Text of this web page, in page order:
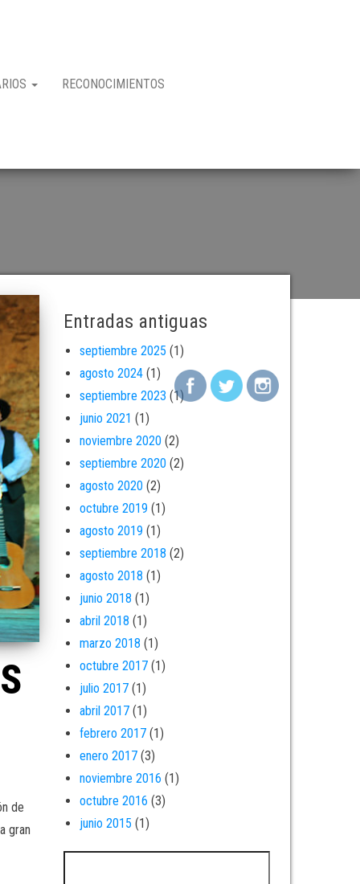
RECONOCIMIENTOS
de
gran
Entradas antiguas
septiembre 2025 (1)
agosto 2024(1)
septiembre 2023 (1)
junio 2021 (1)
noviembre 2020 (2)
septiembre 2020 (2)
agosto 2020 (2)
octubre 2019 (1)
agosto 2019 (1)
septiembre 2018 (2)
agosto 2018 (1)
junio 2018 (1)
abril 2018 (1)
marzo 2018 (1)
octubre 2017(1)
julio 2017(1)
abril 2017(1)
febrero 2017(1)
enero 2017(3)
noviembre 2016 (1)
octubre 2016 (3)
junio 2015 (1)